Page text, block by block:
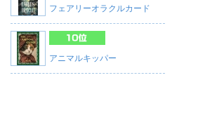
フェアリーオラクルカード
アニマルキッパー